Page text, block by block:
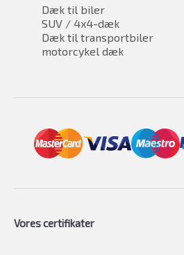
Dæk til biler
SUV / 4x4-dæk
Dæk til transportbiler
motorcykel dæk
Vores certifikater